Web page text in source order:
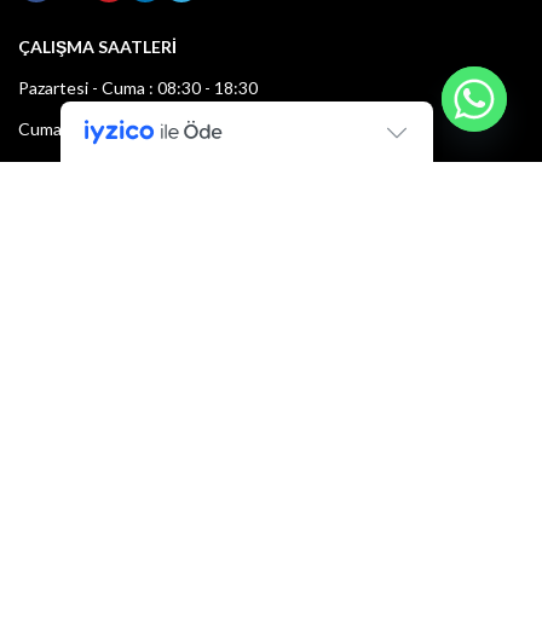
ÇALIŞMA SAATLERİ
Pazartesi - Cuma : 08:30 - 18:30
Cumartesi : 08:30 - 13:00